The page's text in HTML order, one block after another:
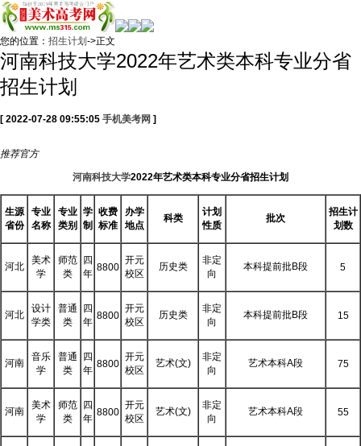
您的位置： 招生计划 ->正文
河南科技大学2022年艺术类本科专业分省
招生计划
[ 2022-07-28 09:55:05 手机美考网 ]
推荐官方
河南科技大学2022年艺术类本科专业分省招生计划
生源
省份
专业
名称
专业
类别
学
制
收费
标准
办学
地点
科类
计划
性质
批次
招生计
划数
河北
美术
学
师范
类
四
年
8800
开元
校区
历史类
非定
向
本科提前批B段 5
河北
设计
学类
普通
类
四
年
8800
开元
校区
历史类
非定
向
本科提前批B段 15
河南
音乐
学
普通
类
四
年
8800
开元
校区
艺术(文)
非定
向
艺术本科A段 75
河南
美术
学
师范
类
四
年
8800
开元
校区
艺术(文)
非定
向
艺术本科A段 55